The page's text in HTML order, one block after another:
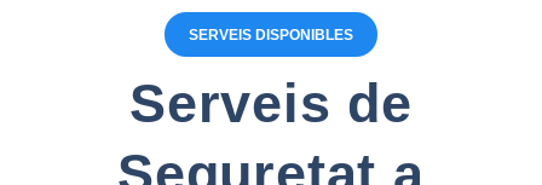
SERVEIS DISPONIBLES
Serveis de